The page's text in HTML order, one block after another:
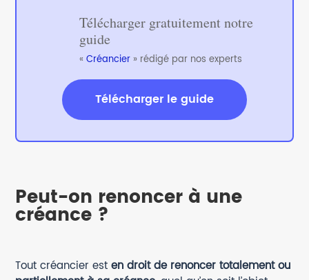
Télécharger gratuitement notre
guide
« Créancier» rédigé par nos experts
Télécharger le guide
Peut-on renoncer à une
créance ?
Tout créancier esten droit de renoncer totalement ou